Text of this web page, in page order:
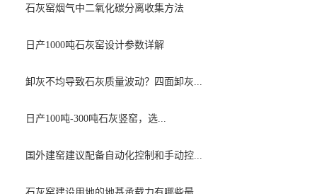
石灰窑烟气中二氧化碳分离收集方法
日产1000吨石灰窑设计参数详解
卸灰不均导致石灰质量波动？四面卸灰...
日产100吨-300吨石灰竖窑，选...
国外建窑建议配备自动化控制和手动控...